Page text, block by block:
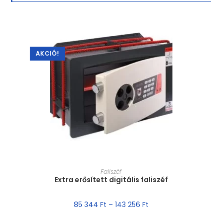
AKCIÓ!
MÉRET VÁLASZTÁSA
Faliszéf
Extra erősített digitális faliszéf
85 344 Ft – 143 256 Ft